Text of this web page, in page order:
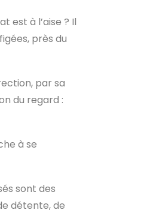
est à l’aise ? Il
près du
par sa
du regard :
à se
sont des
détente, de